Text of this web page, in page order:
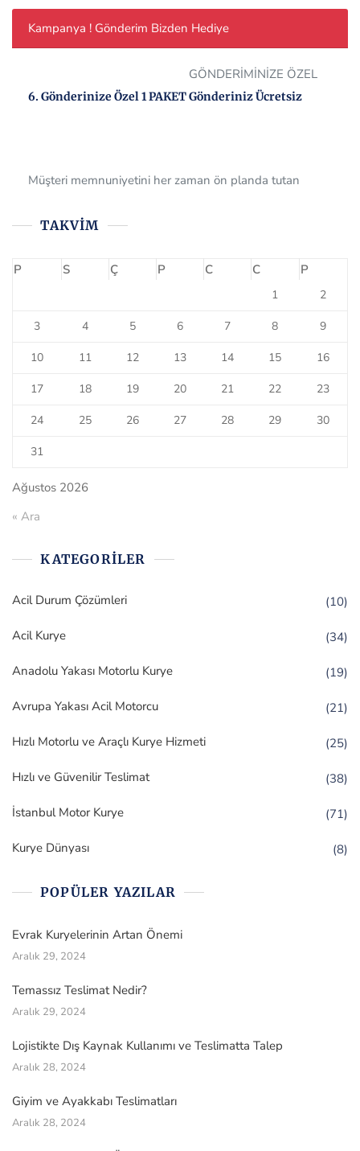
Kampanya ! Gönderim Bizden Hediye
GÖNDERİMİNİZE ÖZEL
6. Gönderinize Özel 1 PAKET Gönderiniz Ücretsiz
ücretsiz olarak sağlamaktadır. Bizi tercih ettiğiniz için çok
TAKVIM
Ağustos 2026
P S Ç P C C P
1 2
3 4 5 6 7 8 9
10 11 12 13 14 15 16
17 18 19 20 21 22 23
24 25 26 27 28 29 30
31
« Ara
KATEGORILER
Acil Durum Çözümleri (10)
Acil Kurye (34)
Anadolu Yakası Motorlu Kurye (19)
Avrupa Yakası Acil Motorcu (21)
Hızlı Motorlu ve Araçlı Kurye Hizmeti (25)
Hızlı ve Güvenilir Teslimat (38)
İstanbul Motor Kurye (71)
Kurye Dünyası (8)
POPÜLER YAZILAR
Evrak Kuryelerinin Artan Önemi
Aralık 29, 2024
Temassız Teslimat Nedir?
Aralık 29, 2024
Lojistikte Dış Kaynak Kullanımı ve Teslimatta Talep
Aralık 28, 2024
Giyim ve Ayakkabı Teslimatları
Aralık 28, 2024